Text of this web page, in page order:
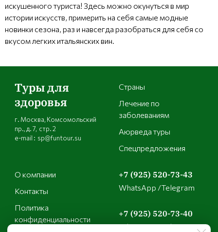
искушенного туриста! Здесь можно окунуться в мир
истории искусств, примерить на себя самые модные
новинки сезона, раз и навсегда разобраться для себя со
вкусом легких итальянских вин.
Туры для
здоровья
г. Москва, Комсомольский
пр., д. 7, стр. 2
e-mail : sp@funtour.su
Страны
Лечение по
заболеваниям
Аюрведа туры
Спецпредложения
О компании
Контакты
Политика
конфиденциальности
+7 (925) 520-73-43
WhatsApp /Telegram
+7 (925) 520-73-40
WhatsApp /Telegram